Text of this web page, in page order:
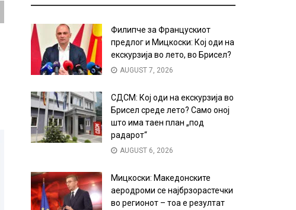
Филипче за Францускиот
предлог и Мицкоски: Кој оди на
екскурзија во лето, во Брисел?
AUGUST 7, 2026
СДСМ: Кој оди на екскурзија во
Брисел среде лето? Само оној
што има таен план „под
радарот“
AUGUST 6, 2026
Мицкоски: Македонските
аеродроми се најбрзорастечки
во регионот – тоа е резултат